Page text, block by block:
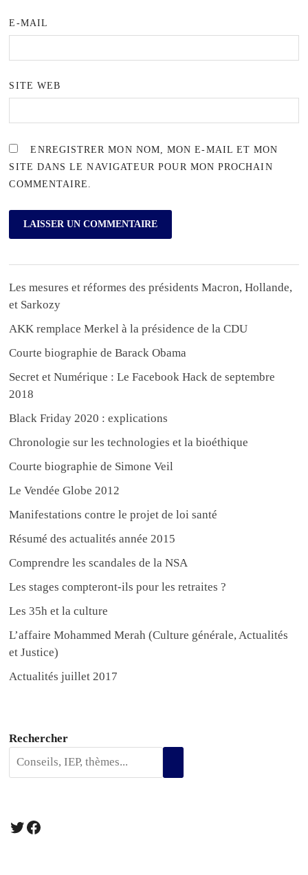
E-MAIL
SITE WEB
ENREGISTRER MON NOM, MON E-MAIL ET MON
SITE DANS LE NAVIGATEUR POUR MON PROCHAIN
COMMENTAIRE.
Les mesures et réformes des présidents Macron, Hollande,
et Sarkozy
AKK remplace Merkel à la présidence de la CDU
Courte biographie de Barack Obama
Secret et Numérique : Le Facebook Hack de septembre
2018
Black Friday 2020 : explications
Chronologie sur les technologies et la bioéthique
Courte biographie de Simone Veil
Le Vendée Globe 2012
Manifestations contre le projet de loi santé
Résumé des actualités année 2015
Comprendre les scandales de la NSA
Les stages compteront-ils pour les retraites ?
Les 35h et la culture
L’affaire Mohammed Merah (Culture générale, Actualités
et Justice)
Actualités juillet 2017
Rechercher
Twitter
Facebook